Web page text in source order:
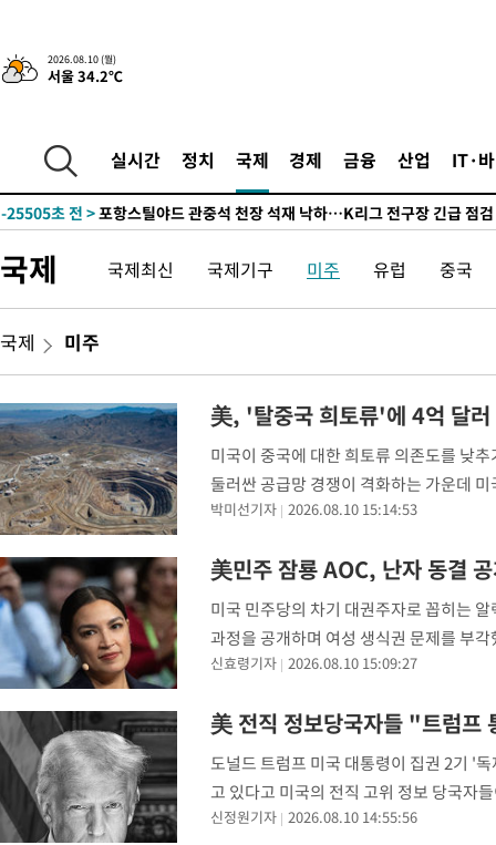
2026.08.10 (월)
서울 34.2℃
실시간 정치 국제 경제 금융 산업 IT·
-29878초 전 >
대포통장 107개로 불법도박 수익 5062억 세탁…19명 검거
-28355초 전 >
으로 임시 배치해 산단 조기 착공"
-25505초 전 >포항스틸야드 관중석 천장 석재 낙하…K리그 전구장 긴급 점검
-12631초 전 >
[속보]코스닥 지수 5%대 급등에 '매수 사이드카' 발동
-9917초 전 >[속보]원·달러 환율, 오전 9시 1410.3원
-9655초 전 >[속보]코스닥, 8.85포인트(1.11%) 오른 807.66 개장
-8087초 전 >[속보]지하철 1호선 상행선 용산역 무정차 통과…"집회·시위"
-6412초 전 >'낮 최고 34도' 전국 더위 지속…강원·경상권 오전 비
-5060초 전 >파키스탄 보안군, 대 테러작전으로 남서부의 무장세력 소탕전
살해
-3607초 전 >인천 앞바다 연락두절 모터보트 승선원 3명 전원 구조
-3276초 전 >이집트, 가자 협상 당사자들에게 약속이행과 방해금지 촉구
17분 전 >트럼프, 이란 추가 요구에 "저강도 대응…이건 체스게임"
-29878초 전 >대포통장 107개로 불법도박 수익 5062억 세탁…19명 검거
-28355초 전 > [속보]이 대통령 "2028년 중순까지 광주 군공항 기능 다른 군
으로 임시 배치해 산단 조기 착공"
-25505초 전 >포항스틸야드 관중석 천장 석재 낙하…K리그 전구장 긴급 점검
-14153초 전 >[속보]'전장연 시위' 1호선 용산역 상행선 무정차 통과 종료
-12631초 전 >[속보]코스닥 지수 5%대 급등에 '매수 사이드카' 발동
-9917초 전 >[속보]원·달러 환율, 오전 9시 1410.3원
-9655초 전 >[속보]코스닥, 8.85포인트(1.11%) 오른 807.66 개장
-9651초 전 >[속보]코스피, 47.56포인트(0.76%) 오른 6306.33 개장
-8087초 전 >[속보]지하철 1호선 상행선 용산역 무정차 통과…"집회·시위"
국제 국제최신 국제기구 미주 유럽 중국
국제 미주
美, '탈중국 희토류'에 4억 달
미국이 중국에 대한 희토류 의존도를 낮
둘러싼 공급망 경쟁이 격화하는 가운데
(현지 시간) 파이낸셜타임스(FT)에 따르
박미선기자 2026.08.10 15:14:53
美민주 잠룡 AOC, 난자 동결
미국 민주당의 차기 대권주자로 꼽히는
과정을 공개하며 여성 생식권 문제를 부
턴포스트(WP) 등 외신에 따르면 오카시
신효령기자 2026.08.10 15:09:27
美 전직 정보당국자들 "트럼프
도널드 트럼프 미국 대통령이 집권 2기 '
고 있다고 미국의 전직 고위 정보 당국자
(CIA) 등 전직 정보 당국자들이 트럼프 대
신정원기자 2026.08.10 14:55:56